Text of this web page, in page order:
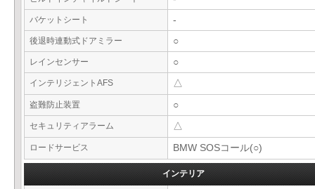
バケットシート -
後退時連動式ドアミラー ○
レインセンサー ○
インテリジェントAFS △
盗難防止装置 ○
セキュリティアラーム △
ロードサービス BMW SOSコール(○)
インテリア